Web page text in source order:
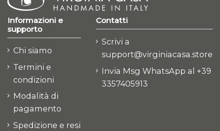
Informazioni e
supporto
Chi siamo
Termini e
condizioni
Modalità di
pagamento
Spedizione e resi
Contatti
Scrivi a
support@virginiacasa.store
Invia Msg WhatsApp al +39
3357405913